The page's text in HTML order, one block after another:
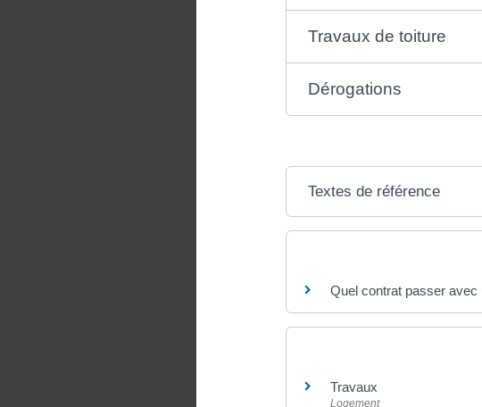
Travaux de toiture
Dérogations
Textes de référence
Quel contrat passer avec
Travaux
Logement